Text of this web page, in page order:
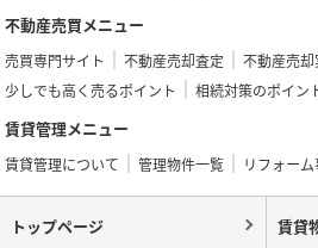
不動産売買メニュー
売買専門サイト 不動産売却査定 不動産売
少しでも高く売るポイント
相続対策のポイン
賃貸管理メニュー
賃貸管理について 管理物件一覧 リフォーム
トップページ 賃貸